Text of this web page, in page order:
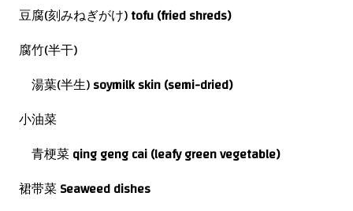
豆腐(刻みねぎがけ)tofu (fried shreds)
腐竹(半干)
湯葉(半生)soymilk skin (semi-dried)
小油菜
青梗菜qing geng cai (leafy green vegetable)
裙带菜Seaweed dishes